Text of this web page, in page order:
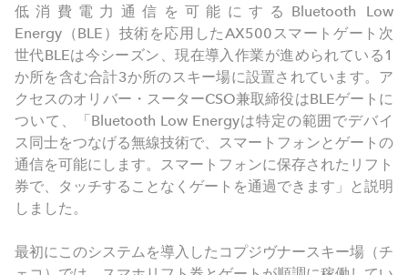
低消費電力通信を可能にするBluetooth Low
Energy（BLE）技術を応用したAX500スマートゲート次
世代BLEは今シーズン、現在導入作業が進められている1
か所を含む合計3か所のスキー場に設置されています。ア
クセスのオリバー・スーターCSO兼取締役はBLEゲートに
ついて、「Bluetooth Low Energyは特定の範囲でデバイ
ス同士をつなげる無線技術で、スマートフォンとゲートの
通信を可能にします。スマートフォンに保存されたリフト
券で、タッチすることなくゲートを通過できます」と説明
しました。
最初にこのシステムを導入したコプジヴナースキー場（チ